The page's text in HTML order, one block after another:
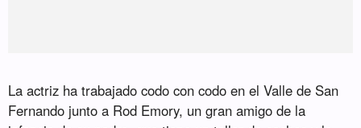
La actriz ha trabajado codo con codo en el Valle de San
Fernando junto a Rod Emory, un gran amigo de la